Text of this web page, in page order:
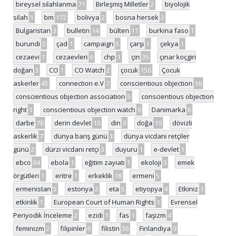
bireysel silahlanma 71 Birleşmiş Milletler 2
biyolojik
silah 1 bm 172 bolivya 2 bosna hersek 2
Bulgaristan 3 bulletin 14 bülten 11 burkina faso 1
burundi 2 çad 1 campaign 5 çarşı 1 çekya 1
cezaevi 1 cezaevleri 6 chp 1 çin 35
çınar koçgiri
doğan 3 CO 1 CO Watch 2 çocuk 150
Çocuk
askerler 45 connection e.V 7 conscientious objection 16
conscientious objection association 5
conscientious objection
right 1 conscientious objection watch 9 Danimarka 6
darbe 76 derin devlet 10 din 3 doğa 10
dövizli
askerlik 7 dünya barış günü 1
dünya vicdani retçiler
günü 2 dürzi vicdani retçi 3 duyuru 1 e-devlet 1
ebco 64 ebola 1 eğitim zayiatı 1 ekoloji 3
emek
örgütleri 1 eritre 1 erkeklik 18 ermeni 5
ermenistan 5 estonya 2 eta 5 etiyopya 4 Etkiniz 1
etkinlik 1 European Court of Human Rights 1
Evrensel
Periyodik İnceleme 2 ezidi 1 fas 1 faşizm 4
feminizm 2 filipinler 6 filistin 36 Finlandiya 9